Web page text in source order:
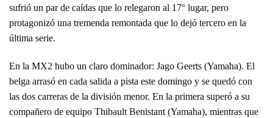
sufrió un par de caídas que lo relegaron al 17° lugar, pero
protagonizó una tremenda remontada que lo dejó tercero en la
última serie.
En la MX2 hubo un claro dominador: Jago Geerts (Yamaha). El
belga arrasó en cada salida a pista este domingo y se quedó con
las dos carreras de la división menor. En la primera superó a su
compañero de equipo Thibault Benistant (Yamaha), mientras que